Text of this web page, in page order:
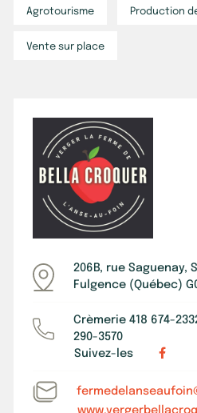
Agrotourisme Production
Vente sur place
206B, rue Saguenay,
Fulgence (Québec)
Crèmerie 418 674-
290-3570
Suivez-les